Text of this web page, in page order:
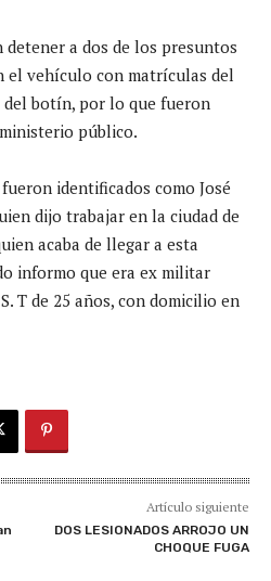
a dos de los presuntos
el vehículo con matrículas del
del botín, por lo que fueron
público.
identificados como José
dijo trabajar en la ciudad de
acaba de llegar a esta
informo que era ex militar
T de 25 años, con domicilio en
Artículo siguiente
DOS LESIONADOS ARROJO UN
CHOQUE FUGA